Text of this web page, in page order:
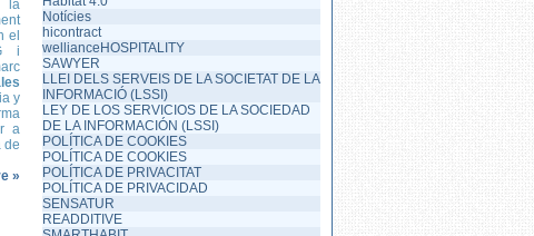
Notícies
hicontract
wellianceHOSPITALITY
SAWYER
LLEI DELS SERVEIS DE LA SOCIETAT DE LA
INFORMACIÓ (LSSI)
LEY DE LOS SERVICIOS DE LA SOCIEDAD
DE LA INFORMACIÓN (LSSI)
POLÍTICA DE COOKIES
POLÍTICA DE COOKIES
POLÍTICA DE PRIVACITAT
POLÍTICA DE PRIVACIDAD
SENSATUR
READDITIVE
la
el
i
y
a
de
»